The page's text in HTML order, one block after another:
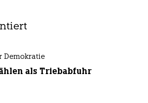
Demokratie
als Triebabfuhr